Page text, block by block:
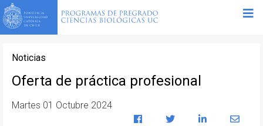
Noticias
Oferta de práctica profesional
Martes 01 Octubre 2024